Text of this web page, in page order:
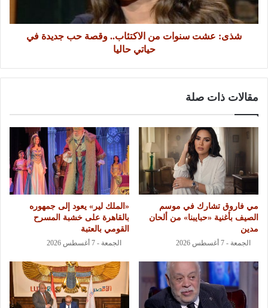
شذى: عشت سنوات من الاكتئاب.. وقصة حب جديدة في
حياتي حاليا
مقالات ذات صلة
مي فاروق تشارك في موسم
الصيف بأغنية «حبايبنا» من ألحان
مدين
الجمعة - 7 أغسطس 2026
«الملك لير» يعود إلى جمهوره
بالقاهرة على خشبة المسرح
القومي بالعتبة
الجمعة - 7 أغسطس 2026